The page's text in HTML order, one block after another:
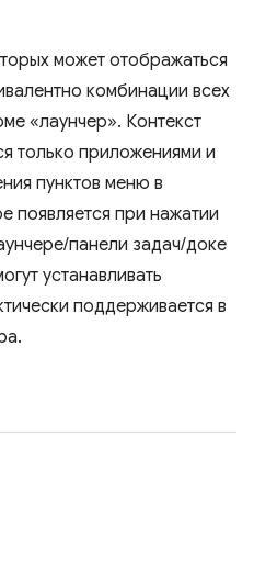
может отображаться
комбинации всех
«лаунчер». Контекст
только приложениями и
пунктов меню в
появляется при нажатии
панели задач/доке
устанавливать
поддерживается в